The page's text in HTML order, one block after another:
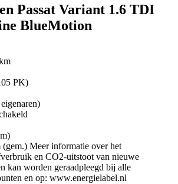
Passat Variant 1.6 TDI
BlueMotion
PK)
(gem.) Meer informatie over het
en CO2-uitstoot van nieuwe
kan worden geraadpleegd bij alle
en op: www.energielabel.nl